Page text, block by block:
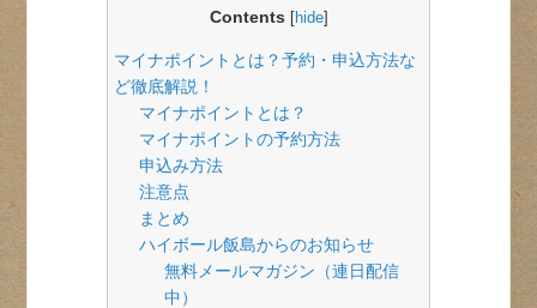
Contents [hide]
マイナポイントとは？予約・申込方法な
ど徹底解説！
マイナポイントとは？
マイナポイントの予約方法
申込み方法
注意点
まとめ
ハイボール飯島からのお知らせ
無料メールマガジン（連日配信
中）